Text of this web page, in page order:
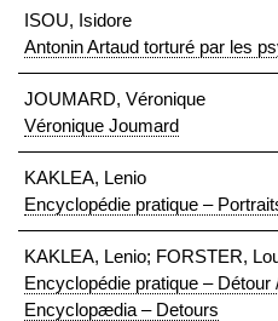
ISOU, Isidore
Antonin Artaud torturé par les
JOUMARD, Véronique
Véronique Joumard
KAKLEA, Lenio
Encyclopédie pratique –
KAKLEA, Lenio; FORSTER,
Encyclopédie pratique – Détour
Encyclopædia – Detours